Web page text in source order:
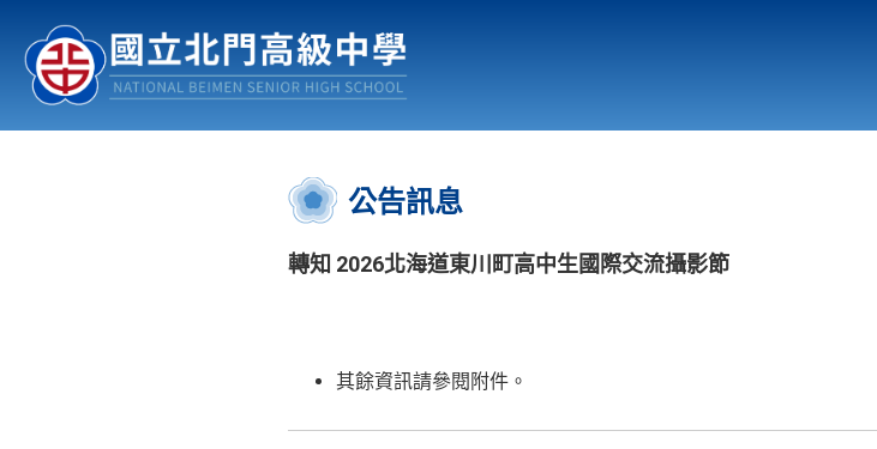
認識北中 行事曆
:::
公告訊息
轉知 2026北海道東川町高中生國際交流攝影節
其餘資訊請參閱附件。